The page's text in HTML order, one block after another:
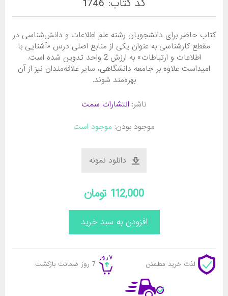
کد کتاب: 1746
کتاب حاضر برای دانشجویان رشته علم اطلاعات و دانش‌شناسی در
مقطع کارشناسی به عنوان یکی از منابع اصلی درس «آشنایی با
اطلاعات و ارتباطات» به ارزش 2 واحد تدوین شده است.
امیداست علاوه بر جامعه دانشگاهی، سایر علاقه‌مندان نیز از آن
بهره‌مند شوند.
ناشر: انتشارات سمت
موجود بودن: موجود است
دانلود نمونه
112,000 تومان
لذت خرید مطمئن 7 روز ضمانت بازکشت